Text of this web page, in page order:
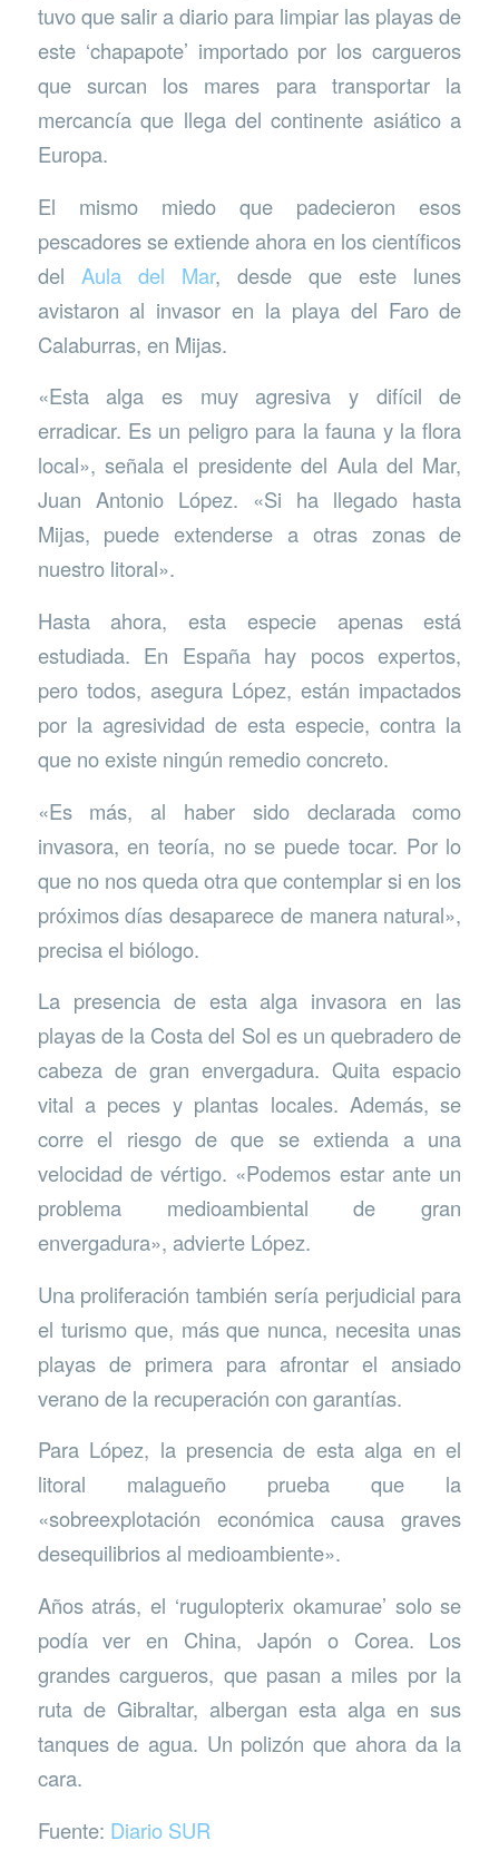
tuvo que salir a diario para limpiar las playas de
este ‘chapapote’ importado por los cargueros
que surcan los mares para transportar la
mercancía que llega del continente asiático a
Europa.
El mismo miedo que padecieron esos
pescadores se extiende ahora en los científicos
del Aula del Mar, desde que este lunes
avistaron al invasor en la playa del Faro de
Calaburras, en Mijas.
«Esta alga es muy agresiva y difícil de
erradicar. Es un peligro para la fauna y la flora
local», señala el presidente del Aula del Mar,
Juan Antonio López. «Si ha llegado hasta
Mijas, puede extenderse a otras zonas de
nuestro litoral».
Hasta ahora, esta especie apenas está
estudiada. En España hay pocos expertos,
pero todos, asegura López, están impactados
por la agresividad de esta especie, contra la
que no existe ningún remedio concreto.
«Es más, al haber sido declarada como
invasora, en teoría, no se puede tocar. Por lo
que no nos queda otra que contemplar si en los
próximos días desaparece de manera natural»,
precisa el biólogo.
La presencia de esta alga invasora en las
playas de la Costa del Sol es un quebradero de
cabeza de gran envergadura. Quita espacio
vital a peces y plantas locales. Además, se
corre el riesgo de que se extienda a una
velocidad de vértigo. «Podemos estar ante un
problema medioambiental de gran
envergadura», advierte López.
Una proliferación también sería perjudicial para
el turismo que, más que nunca, necesita unas
playas de primera para afrontar el ansiado
verano de la recuperación con garantías.
Para López, la presencia de esta alga en el
litoral malagueño prueba que la
«sobreexplotación económica causa graves
desequilibrios al medioambiente».
Años atrás, el ‘rugulopterix okamurae’ solo se
podía ver en China, Japón o Corea. Los
grandes cargueros, que pasan a miles por la
ruta de Gibraltar, albergan esta alga en sus
tanques de agua. Un polizón que ahora da la
cara.
Fuente: Diario SUR